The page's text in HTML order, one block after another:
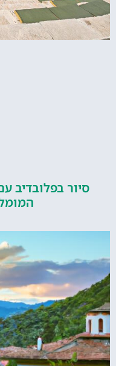
בפלובדיב עם
המומלצים